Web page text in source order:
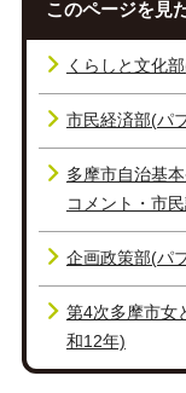
このページを見
くらしと文化
市民経済部(パ
多摩市自治基
コメント・市
企画政策部(パ
第4次多摩市女
和12年)